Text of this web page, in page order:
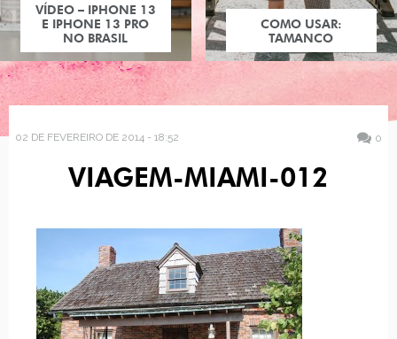
VÍDEO – IPHONE 13
E IPHONE 13 PRO
NO BRASIL
COMO USAR:
TAMANCO
02 DE FEVEREIRO DE 2014 - 18:52 0
VIAGEM-MIAMI-012